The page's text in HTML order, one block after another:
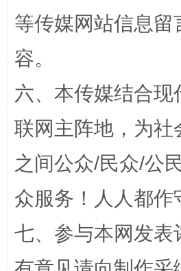
习近平的博鳌关键词
等传媒网站信息
容。
六、本传媒结合
联网主阵地，为
之间公众/民众/公
众服务！人人都作
七、参与本网发